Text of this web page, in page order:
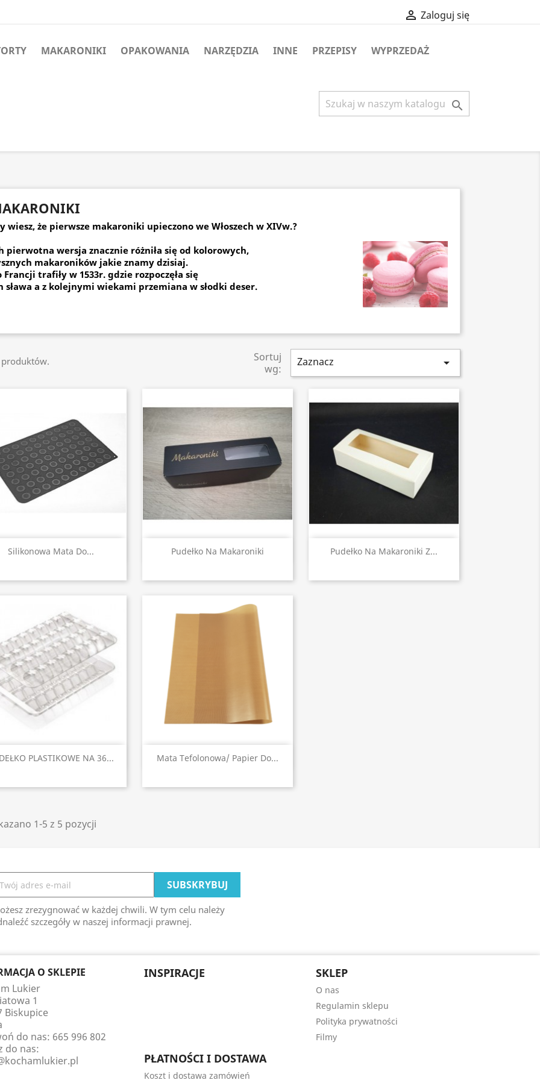
 Zaloguj się
MAKARONIKI OPAKOWANIA NARZĘDZIA INNE PRZEPISY WYPRZEDAŻ

wiesz, że pierwsze makaroniki upieczono we Włoszech w XIVw.?
pierwotna wersja znacznie różniła się od kolorowych,
makaroników jakie znamy dzisiaj.
Francji trafiły w 1533r. gdzie rozpoczęła się
sława a z kolejnymi wiekami przemiana w słodki deser.
produktów.
Sortuj
wg:
Zaznacz 
Silikonowa Mata Do...
Szybki podgląd Pudełko Na Makaroniki
Szybki podgląd Pudełko Na Makaroniki Z...
Szybki podgląd
PLASTIKOWE NA 36...
Szybki podgląd Mata Tefolonowa/ Papier Do...
Szybki podgląd
1-5 z 5 pozycji
zrezygnować w każdej chwili. W tym celu należy
szczegóły w naszej informacji prawnej.
O SKLEPIE
Lukier
1
Biskupice
do nas: 665 996 802
do nas:
INSPIRACJE SKLEP
O nas
Regulamin sklepu
Polityka prywatności
Filmy
PŁATNOŚCI I DOSTAWA
Koszt i dostawa zamówień